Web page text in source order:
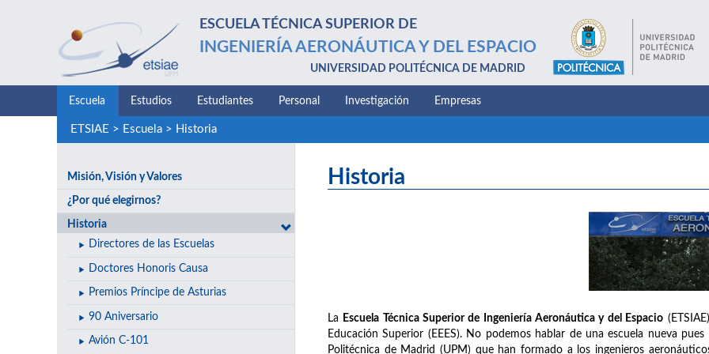
ESCUELA TÉCNICA SUPERIOR DE
INGENIERÍA AERONÁUTICA Y DEL ESPACIO
UNIVERSIDAD POLITÉCNICA DE MADRID
Escuela Estudios Estudiantes Personal Investigación Empresas
ETSIAE > Escuela> Historia
Misión, Visión y Valores
¿Por qué elegirnos?
Historia
Directores de las Escuelas
Doctores Honoris Causa
Premios Príncipe de Asturias
90 Aniversario
Avión C-101
Historia
La Escuela Técnica Superior de Ingeniería Aeronáutica y del Espacio
Educación Superior (EEES). No podemos hablar de una escuela nueva
Politécnica de Madrid (UPM) que han formado a los ingenieros